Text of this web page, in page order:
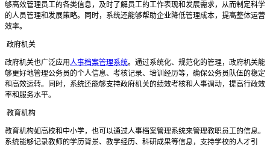
够高效管理员工的各类信息，及时了解员工的工作表现和发展需求，从而制定科学
的人员管理和发展策略。同时，系统还能够帮助企业降低管理成本，提高整体运营
效率。
政府机关
政府机关也广泛应用人事档案管理系统。通过系统化、规范化的管理，政府机关能
够更好地管理公务员的个人信息、考核记录、培训经历等，确保公务员队伍的稳定
和高效运转。同时，系统还能够支持政府机关的绩效考核和人事调动，提高行政效
率和服务水平。
教育机构
教育机构如高校和中小学，也可以通过人事档案管理系统来管理教职员工的信息。
系统能够记录教师的学历背景、教学经历、科研成果等信息，支持学校的人才引